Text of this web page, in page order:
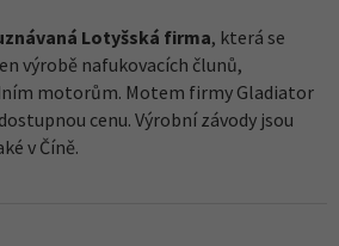
Lotyšská firma, která se
výrobě nafukovacích člunů,
motorům. Motem firmy Gladiator
cenu. Výrobní závody jsou
v Číně.